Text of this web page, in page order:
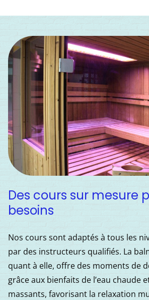
Des cours sur mesure
besoins
Nos cours sont adaptés à tous les
par des instructeurs qualifiés. La
quant à elle, offre des moments de
grâce aux bienfaits de l’eau chaude
massants, favorisant la relaxation